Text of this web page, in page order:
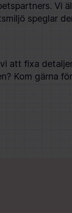
Vi
speglar
att fixa
Kom gärna